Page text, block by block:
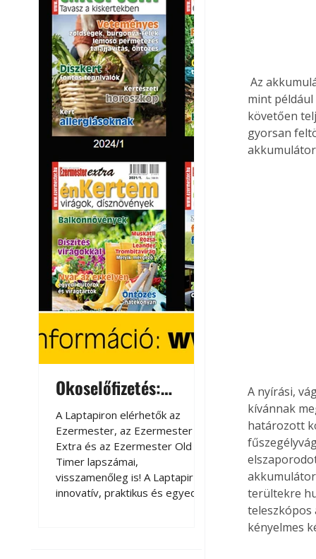
Okoselőfizetés:
Ezermester Extra
A Laptapiron elérhetők az
Ezermester, az Ezermester
Extra és az Ezermester Old
Timer lapszámai,
visszamenőleg is! A Laptapir új,
innovatív, praktikus és egyedi
Okoselőfizetés
A Laptapiron
Ezermester, az
Extra és az
Timer lapszámai,
visszamenőleg is! A
innovatív, praktikus
megoldás a
magazinok digitális
számítógépen,
Az akkumulátoros kerti készülékek többféle intelligens innovációval vannak felszerelve,
mint
követően
gyorsan
A nyírási,
kívánnak
határozott
terültekre
teleszkópos
kényelmes